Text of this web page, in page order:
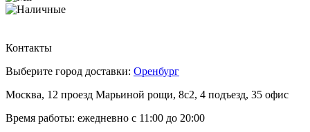
Контакты
Выберите город доставки: Оренбург
Москва, 12 проезд Марьиной рощи, 8с2, 4 подъезд, 35 офис
Время работы: ежедневно с 11:00 до 20:00